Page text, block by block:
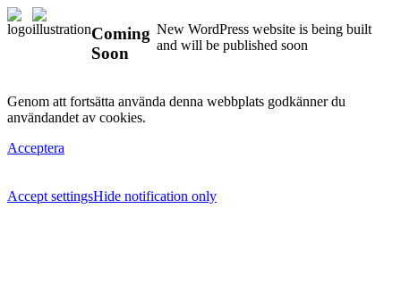
Coming
Soon
New WordPress website is being built
and will be published soon
Genom att fortsätta använda denna webbplats godkänner du
användandet av cookies.
Acceptera
Accept settingsHide notification only